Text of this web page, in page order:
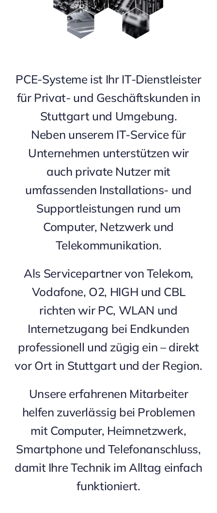
PCE-Systeme ist Ihr IT-Dienstleister
für Privat- und Geschäftskunden in
Stuttgart und Umgebung.
Neben unserem IT-Service für
Unternehmen unterstützen wir
auch private Nutzer mit
umfassenden Installations- und
Supportleistungen rund um
Computer, Netzwerk und
Telekommunikation.
Als Servicepartner von Telekom,
Vodafone, O2, HIGH und CBL
richten wir PC, WLAN und
Internetzugang bei Endkunden
professionell und zügig ein – direkt
vor Ort in Stuttgart und der Region.
Unsere erfahrenen Mitarbeiter
helfen zuverlässig bei Problemen
mit Computer, Heimnetzwerk,
Smartphone und Telefonanschluss,
damit Ihre Technik im Alltag einfach
funktioniert.